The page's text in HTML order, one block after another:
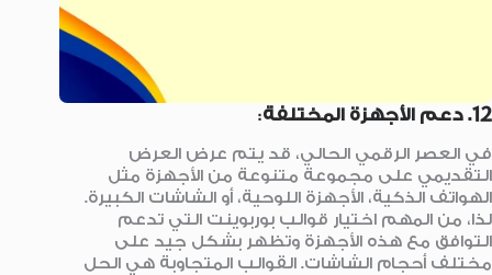
12. دعم الأجهزة المختلفة :
في العصر الرقمي الحالي، قد يتم عرض العرض
التقديمي على مجموعة متنوعة من الأجهزة مثل
الهواتف الذكية، الأجهزة اللوحية، أو الشاشات الكبيرة.
لذا، من المهم اختيار قوالب بوربوينت التي تدعم
التوافق مع هذه الأجهزة وتظهر بشكل جيد على
مختلف أحجام الشاشات. القوالب المتجاوبة هي الحل